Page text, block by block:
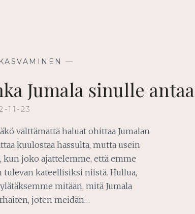
—
Jumala sinulle antaa
11-23
välttämättä haluat ohittaa Jumalan
kuulostaa hassulta, mutta usein
joko ajattelemme, että emme
kateellisiksi niistä. Hullua,
mitään, mitä Jumala
joten meidän…